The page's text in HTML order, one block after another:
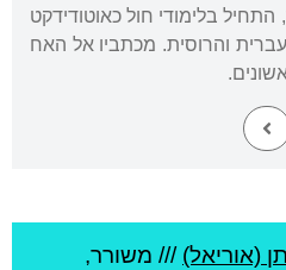
בלימודי חול כאוטודידקט
והרוסית. מכתביו אל האח
(אוריאל) /// משורר,